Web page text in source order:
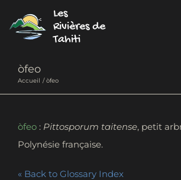
au
contenu
Les
Rivières de
Tahiti
òfeo
Accueil òfeo
òfeo : Pittosporum taitense, petit
Polynésie française.
« Back to Glossary Index